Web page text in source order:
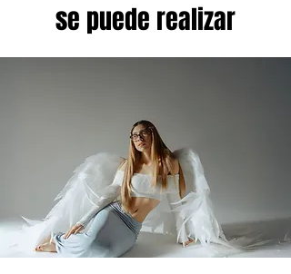
se puede realizar